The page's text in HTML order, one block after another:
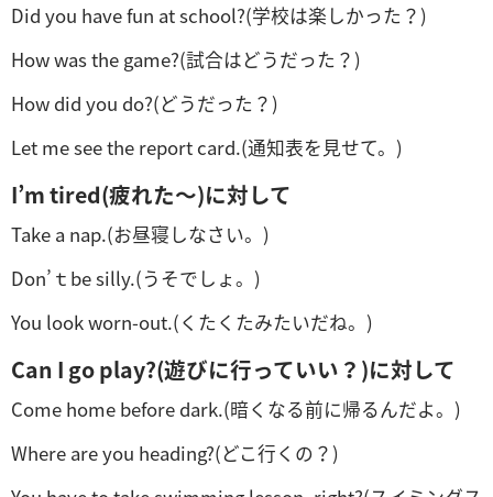
Did you have fun at school?(学校は楽しかった？)
How was the game?(試合はどうだった？)
How did you do?(どうだった？)
Let me see the report card.(通知表を見せて。)
I’m tired(疲れた～)に対して
Take a nap.(お昼寝しなさい。)
Don’ｔbe silly.(うそでしょ。)
You look worn-out.(くたくたみたいだね。)
Can I go play?(遊びに行っていい？)に対して
Come home before dark.(暗くなる前に帰るんだよ。)
Where are you heading?(どこ行くの？)